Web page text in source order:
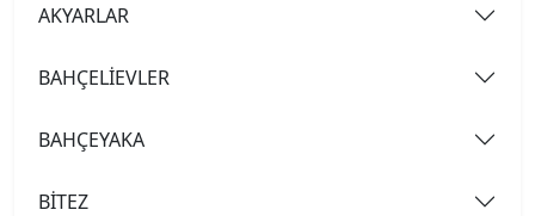
AKYARLAR
BAHÇELİEVLER
BAHÇEYAKA
BİTEZ